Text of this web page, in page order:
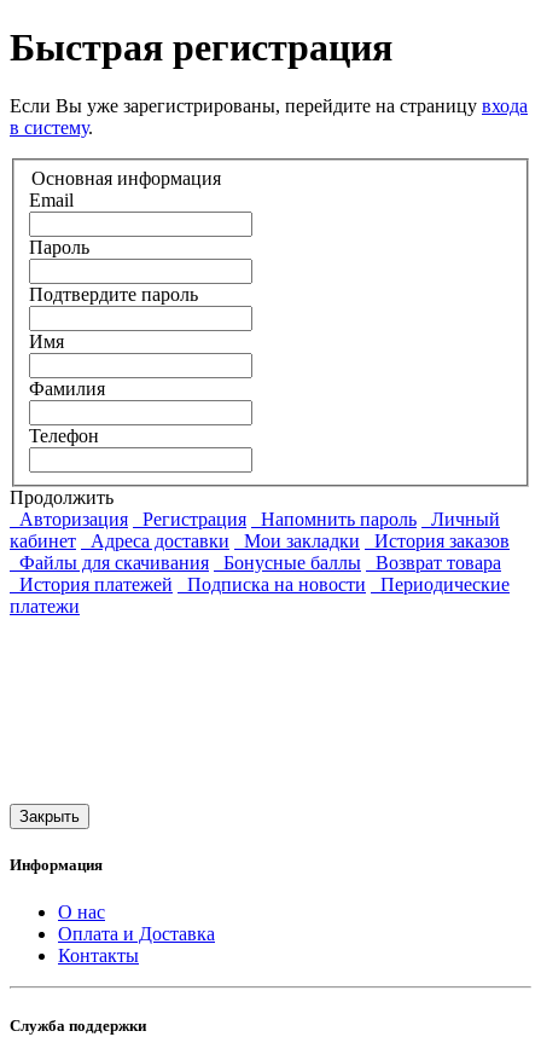
Быстрая регистрация
Если Вы уже зарегистрированы, перейдите на страницу входа
в систему.
Основная информация
Email
Пароль
Подтвердите пароль
Имя
Фамилия
Телефон
Продолжить
Авторизация
Регистрация Напомнить пароль
Личный
кабинет
Адреса доставки Мои закладки
История заказов
Файлы для скачивания
Бонусные баллы
Возврат товара
История платежей
Подписка на новости
Периодические
платежи
Закрыть
Информация
О нас
Оплата и Доставка
Контакты
Служба поддержки